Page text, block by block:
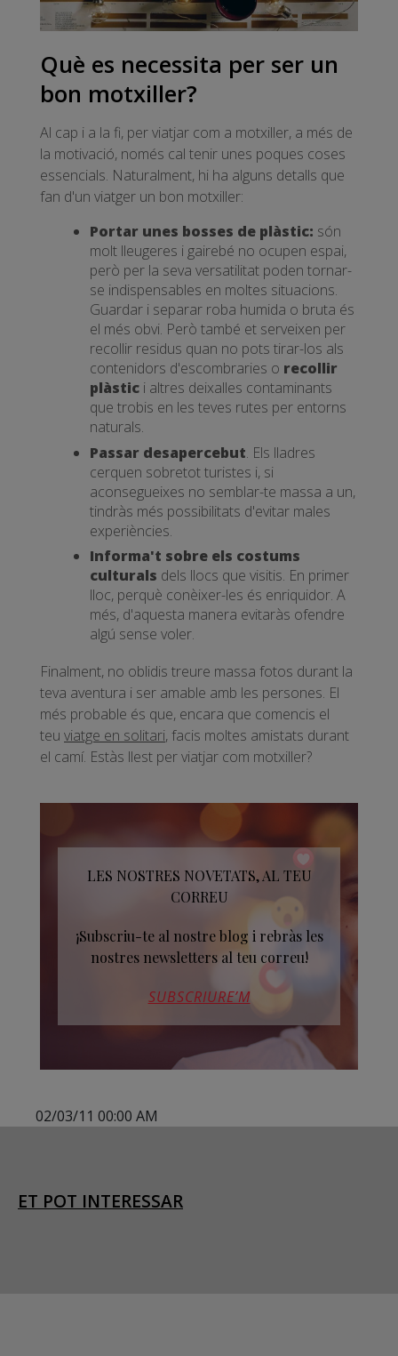
Què es necessita per ser un
bon motxiller?
Al cap i a la fi, per viatjar com a motxiller, a més de
la motivació, només cal tenir unes poques coses
essencials. Naturalment, hi ha alguns detalls que
fan d'un viatger un bon motxiller:
Portar unes bosses de plàstic: són
molt lleugeres i gairebé no ocupen espai,
però per la seva versatilitat poden tornar-
se indispensables en moltes situacions.
Guardar i separar roba humida o bruta és
el més obvi. Però també et serveixen per
recollir residus quan no pots tirar-los als
contenidors d'escombraries o recollir
plàstic i altres deixalles contaminants
que trobis en les teves rutes per entorns
naturals.
Passar desapercebut. Els lladres
cerquen sobretot turistes i, si
aconsegueixes no semblar-te massa a un,
tindràs més possibilitats d'evitar males
experiències.
Informa't sobre els costums
culturals dels llocs que visitis. En primer
lloc, perquè conèixer-les és enriquidor. A
més, d'aquesta manera evitaràs ofendre
algú sense voler.
Finalment, no oblidis treure massa fotos durant la
teva aventura i ser amable amb les persones. El
més probable és que, encara que comencis el
teu viatge en solitari, facis moltes amistats durant
el camí. Estàs llest per viatjar com motxiller?
LES NOSTRES NOVETATS, AL TEU
CORREU
¡Subscriu-te al nostre blog i rebràs les
nostres newsletters al teu correu!
SUBSCRIURE’M
02/03/11 00:00 AM
ET POT INTERESSAR